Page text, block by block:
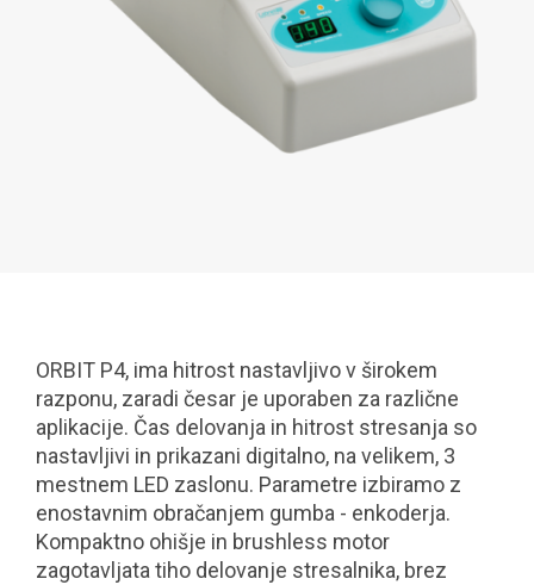
ORBIT P4, ima hitrost nastavljivo v širokem
razponu, zaradi česar je uporaben za različne
aplikacije. Čas delovanja in hitrost stresanja so
nastavljivi in prikazani digitalno, na velikem, 3
mestnem LED zaslonu. Parametre izbiramo z
enostavnim obračanjem gumba - enkoderja.
Kompaktno ohišje in brushless motor
zagotavljata tiho delovanje stresalnika, brez